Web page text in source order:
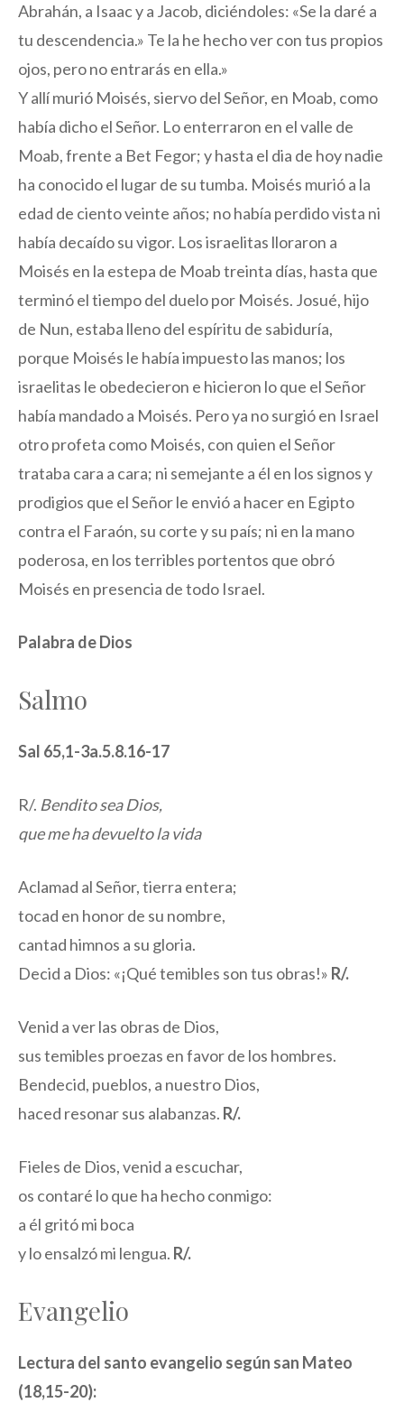
Abrahán, a Isaac y a Jacob, diciéndoles: «Se la daré a
tu descendencia.» Te la he hecho ver con tus propios
ojos, pero no entrarás en ella.»
Y allí murió Moisés, siervo del Señor, en Moab, como
había dicho el Señor. Lo enterraron en el valle de
Moab, frente a Bet Fegor; y hasta el dia de hoy nadie
ha conocido el lugar de su tumba. Moisés murió a la
edad de ciento veinte años; no había perdido vista ni
había decaído su vigor. Los israelitas lloraron a
Moisés en la estepa de Moab treinta días, hasta que
terminó el tiempo del duelo por Moisés. Josué, hijo
de Nun, estaba lleno del espíritu de sabiduría,
porque Moisés le había impuesto las manos; los
israelitas le obedecieron e hicieron lo que el Señor
había mandado a Moisés. Pero ya no surgió en Israel
otro profeta como Moisés, con quien el Señor
trataba cara a cara; ni semejante a él en los signos y
prodigios que el Señor le envió a hacer en Egipto
contra el Faraón, su corte y su país; ni en la mano
poderosa, en los terribles portentos que obró
Moisés en presencia de todo Israel.
Palabra de Dios
Salmo
Sal 65,1-3a.5.8.16-17
R/. Bendito sea Dios,
que me ha devuelto la vida
Aclamad al Señor, tierra entera;
tocad en honor de su nombre,
cantad himnos a su gloria.
Decid a Dios: «¡Qué temibles son tus obras!» R/.
Venid a ver las obras de Dios,
sus temibles proezas en favor de los hombres.
Bendecid, pueblos, a nuestro Dios,
haced resonar sus alabanzas. R/.
Fieles de Dios, venid a escuchar,
os contaré lo que ha hecho conmigo:
a él gritó mi boca
y lo ensalzó mi lengua. R/.
Evangelio
Lectura del santo evangelio según san Mateo
(18,15-20):